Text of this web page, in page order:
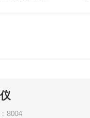
8004